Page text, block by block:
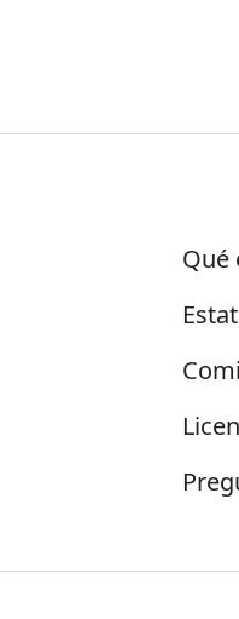
Qué